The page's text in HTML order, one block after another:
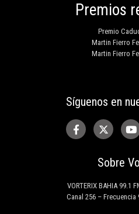
Sobre
VORTERIX BAHIA 99.1
Canal 256 – Frecuencia
Síguenos en
Premios
Premio
Martin Fierro
Martin Fierro